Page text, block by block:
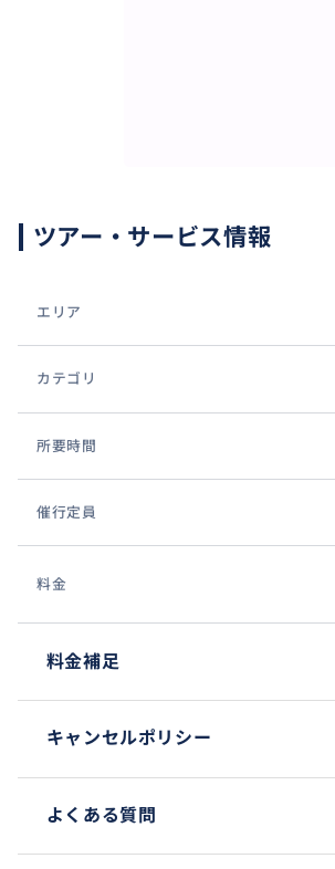
ツアー・サービス情報
エリア
カテゴリ
所要時間
催行定員
料金
料金補足
キャンセルポリシー
よくある質問